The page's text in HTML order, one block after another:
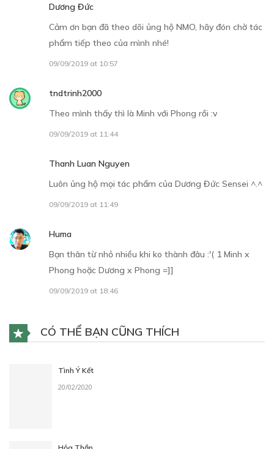
Dương Đức
Cảm ơn bạn đã theo dõi ủng hộ NMO, hãy đón chờ tác
phẩm tiếp theo của mình nhé!
09/09/2019 at 10:57
tndtrinh2000
Theo mình thấy thì là Minh với Phong rồi :v
09/09/2019 at 11:44
Thanh Luan Nguyen
Luôn ủng hộ mọi tác phẩm của Dương Đức Sensei ^.^
09/09/2019 at 11:49
Huma
Bạn thân từ nhỏ nhiều khi ko thành đâu :'( 1 Minh x
Phong hoặc Dương x Phong =]]
09/09/2019 at 18:46
CÓ THỂ BẠN CŨNG THÍCH
Tình Ý Kết
20/02/2020